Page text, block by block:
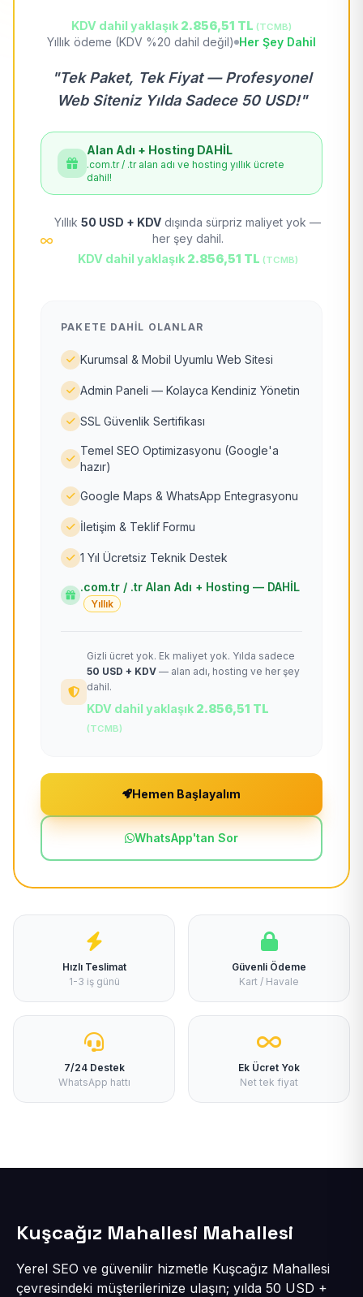
KDV dahil yaklaşık 2.856,51 TL (TCMB)
Yıllık ödeme (KDV %20 dahil değil) Her Şey Dahil
"Tek Paket, Tek Fiyat — Profesyonel
Web Siteniz Yılda Sadece 50 USD!"
Alan Adı + Hosting DAHİL
.com.tr / .tr alan adı ve hosting yıllık ücrete
dahil!
Yıllık 50 USD + KDV dışında sürpriz maliyet yok —
her şey dahil.
KDV dahil yaklaşık 2.856,51 TL (TCMB)
PAKETE DAHIL OLANLAR
Kurumsal & Mobil Uyumlu Web Sitesi
Admin Paneli — Kolayca Kendiniz Yönetin
SSL Güvenlik Sertifikası
Temel SEO Optimizasyonu (Google'a
hazır)
Google Maps & WhatsApp Entegrasyonu
İletişim & Teklif Formu
1 Yıl Ücretsiz Teknik Destek
.com.tr / .tr Alan Adı + Hosting — DAHİL
Yıllık
Gizli ücret yok. Ek maliyet yok. Yılda sadece
50 USD + KDV — alan adı, hosting ve her şey
dahil.
KDV dahil yaklaşık 2.856,51 TL
(TCMB)
Hemen Başlayalım
WhatsApp'tan Sor
Hızlı Teslimat
1-3 iş günü
Güvenli Ödeme
Kart / Havale
7/24 Destek
WhatsApp hattı
Ek Ücret Yok
Net tek fiyat
Kuşcağız Mahallesi Mahallesi
Yerel SEO ve güvenilir hizmetle Kuşcağız Mahallesi
çevresindeki müşterilerinize ulaşın; yılda 50 USD +